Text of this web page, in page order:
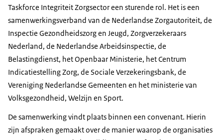
Taskforce Integriteit Zorgsector een sturende rol. Het is een
samenwerkingsverband van de Nederlandse Zorgautoriteit, de
Inspectie Gezondheidszorg en Jeugd, Zorgverzekeraars
Nederland, de Nederlandse Arbeidsinspectie, de
Belastingdienst, het Openbaar Ministerie, het Centrum
Indicatiestelling Zorg, de Sociale Verzekeringsbank, de
Vereniging Nederlandse Gemeenten en het ministerie van
Volksgezondheid, Welzijn en Sport.
De samenwerking vindt plaats binnen een convenant. Hierin
zijn afspraken gemaakt over de manier waarop de organisaties